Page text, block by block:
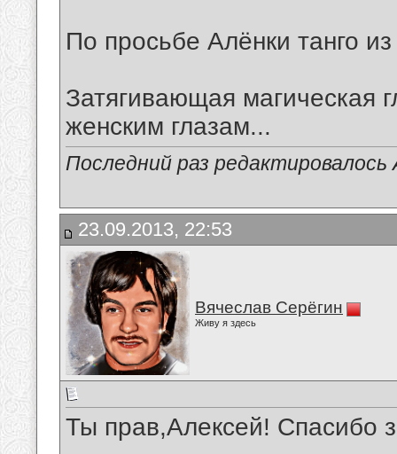
По просьбе Алёнки танго
Затягивающая магическая
женским глазам...
Последний раз
23.09.2013, 22:53
Вячеслав Серёгин
Живу я здесь
Ты прав,Алексей! Спасибо